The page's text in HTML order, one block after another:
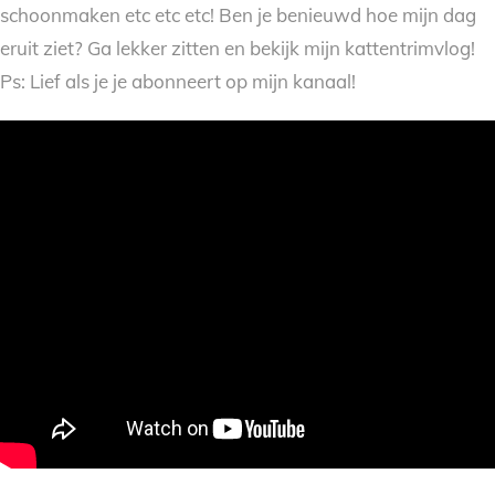
schoonmaken etc etc etc! Ben je benieuwd hoe mijn dag
eruit ziet? Ga lekker zitten en bekijk mijn kattentrimvlog!
Ps: Lief als je je abonneert op mijn kanaal!